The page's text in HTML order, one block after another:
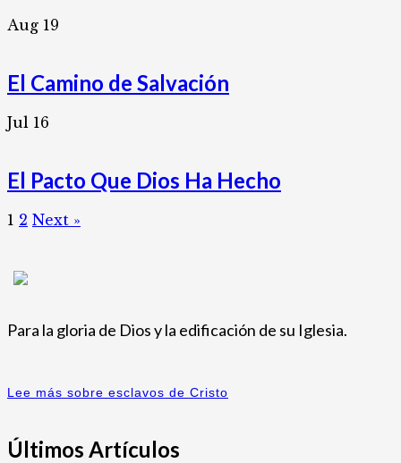
Aug 19
El Camino de Salvación
Jul 16
El Pacto Que Dios Ha Hecho
1 2 Next »
Para la gloria de Dios y la edificación de su Iglesia.
Lee más sobre esclavos de Cristo
Últimos Artículos